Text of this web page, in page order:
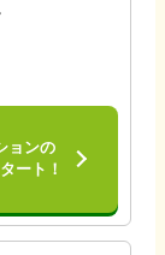
ョンの
ート！